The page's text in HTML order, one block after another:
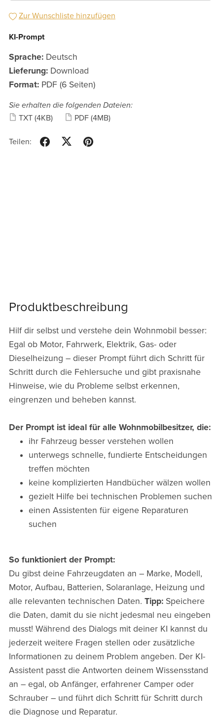
Zur Wunschliste hinzufügen
KI-Prompt
Sprache:Deutsch
Lieferung:Download
Format:PDF (6 Seiten)
Sie erhalten die folgenden Dateien:
TXT (4KB) PDF (4MB)
Teilen:
Produktbeschreibung
Hilf dir selbst und verstehe dein Wohnmobil besser:
Egal ob Motor, Fahrwerk, Elektrik, Gas- oder
Dieselheizung – dieser Prompt führt dich Schritt für
Schritt durch die Fehlersuche und gibt praxisnahe
Hinweise, wie du Probleme selbst erkennen,
eingrenzen und beheben kannst.
Der Prompt ist ideal für alle Wohnmobilbesitzer, die:
ihr Fahrzeug besser verstehen wollen
unterwegs schnelle, fundierte Entscheidungen
treffen möchten
keine komplizierten Handbücher wälzen wollen
gezielt Hilfe bei technischen Problemen suchen
einen Assistenten für eigene Reparaturen
suchen
So funktioniert der Prompt:
Du gibst deine Fahrzeugdaten an – Marke, Modell,
Motor, Aufbau, Batterien, Solaranlage, Heizung und
alle relevanten technischen Daten. Tipp:Speichere
die Daten, damit du sie nicht jedesmal neu eingeben
musst! Während des Dialogs mit deiner KI kannst du
jederzeit weitere Fragen stellen oder zusätzliche
Informationen zu deinem Problem angeben. Der KI-
Assistent passt die Antworten deinem Wissensstand
an – egal, ob Anfänger, erfahrener Camper oder
Schrauber – und führt dich Schritt für Schritt durch
die Diagnose und Reparatur.